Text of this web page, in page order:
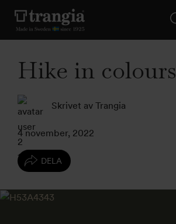
Hike in colours
Skrivet av Trangia
4 november, 2022
DELA